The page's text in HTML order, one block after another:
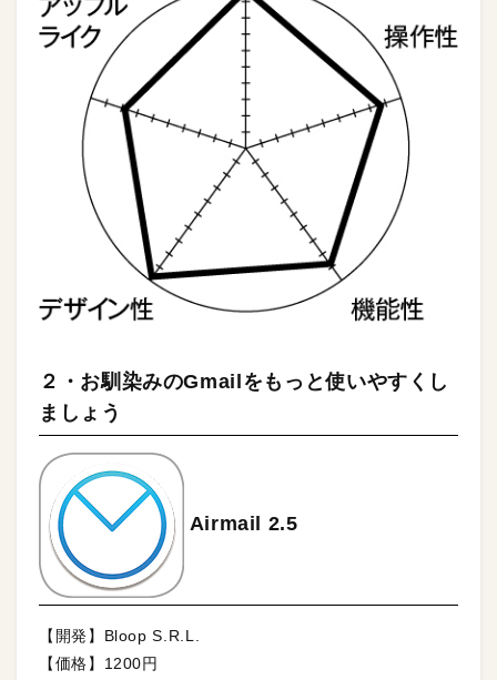
２・お馴染みのGmailをもっと使いやすくし
ましょう
Airmail 2.5
【開発】Bloop S.R.L.
【価格】1200円